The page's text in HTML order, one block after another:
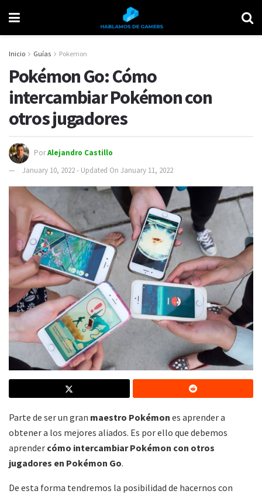
Inicio Guías Pokemon
Pokémon Go: Cómo
intercambiar Pokémon con
otros jugadores
PorAlejandro Castillo
January 10, 2022 - Updated On January 11, 2022
Parte de ser un gran maestro Pokémon es aprender a
obtener a los mejores aliados. Es por ello que debemos
aprender cómo intercambiar Pokémon con otros
jugadores en Pokémon Go.
De esta forma tendremos la posibilidad de hacernos con